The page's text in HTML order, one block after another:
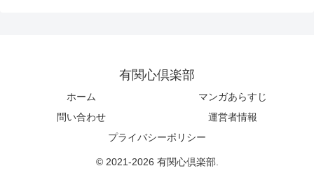
有関心倶楽部
ホーム
マンガあらすじ
問い合わせ
運営者情報
プライバシーポリシー
© 2021-2026 有関心倶楽部.